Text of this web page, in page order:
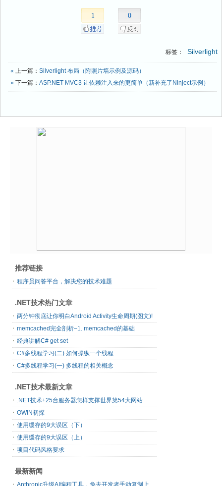
1 0
标签： Silverlight
« 上一篇： Silverlight 布局（附照片墙示例及源码）
» 下一篇： ASP.NET MVC3 让依赖注入来的更简单（新补充了Ninject示例）
推荐链接
程序员问答平台，解决您的技术难题
.NET技术热门文章
两分钟彻底让你明白Android Activity生命周期(图文)!
memcached完全剖析–1. memcached的基础
经典讲解C# get set
C#多线程学习(二) 如何操纵一个线程
C#多线程学习(一) 多线程的相关概念
.NET技术最新文章
.NET技术+25台服务器怎样支撑世界第54大网站
OWIN初探
使用缓存的9大误区（下）
使用缓存的9大误区（上）
项目代码风格要求
最新新闻